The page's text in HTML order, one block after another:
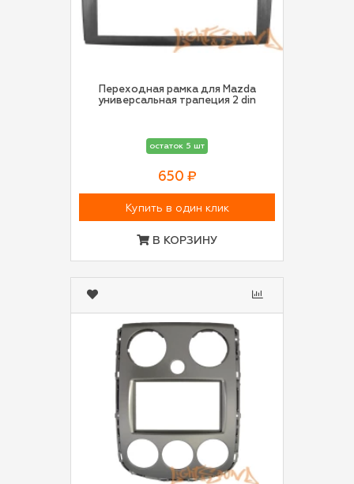
Переходная рамка для Mazda
универсальная трапеция 2 din
остаток 5 шт
650 ₽
Купить в один клик
В КОРЗИНУ